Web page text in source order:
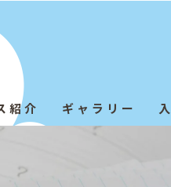
紹介 ギャラリー